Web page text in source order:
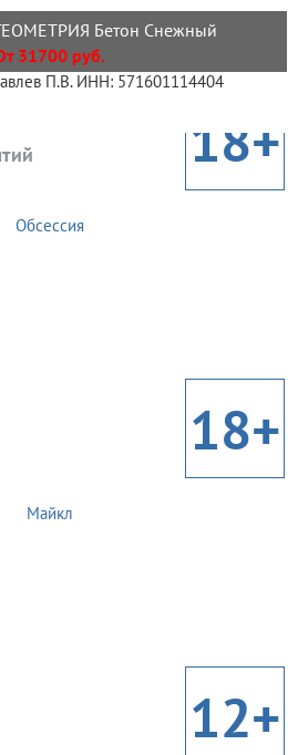
Бетон Снежный
31700 руб.
П.В. ИНН: 571601114404
18+
Обсессия
18+
Майкл
12+